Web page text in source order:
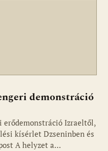
demonstráció
Izraeltől,
kísérlet Dzseninben és
A helyzet a…